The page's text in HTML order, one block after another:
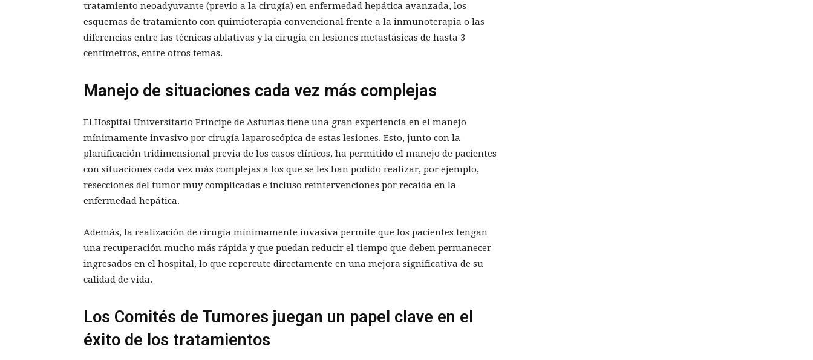
tratamiento neoadyuvante (previo a la cirugía) en enfermedad hepática avanzada, los
esquemas de tratamiento con quimioterapia convencional frente a la inmunoterapia o las
diferencias entre las técnicas ablativas y la cirugía en lesiones metastásicas de hasta 3
centímetros, entre otros temas.
Manejo de situaciones cada vez más complejas
El Hospital Universitario Príncipe de Asturias tiene una gran experiencia en el manejo
mínimamente invasivo por cirugía laparoscópica de estas lesiones. Esto, junto con la
planificación tridimensional previa de los casos clínicos, ha permitido el manejo de pacientes
con situaciones cada vez más complejas a los que se les han podido realizar, por ejemplo,
resecciones del tumor muy complicadas e incluso reintervenciones por recaída en la
enfermedad hepática.
Además, la realización de cirugía mínimamente invasiva permite que los pacientes tengan
una recuperación mucho más rápida y que puedan reducir el tiempo que deben permanecer
ingresados en el hospital, lo que repercute directamente en una mejora significativa de su
calidad de vida.
Los Comités de Tumores juegan un papel clave en el
éxito de los tratamientos